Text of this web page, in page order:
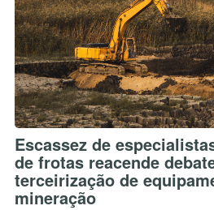
Escassez de
de frotas reacende
terceirização de
mineração